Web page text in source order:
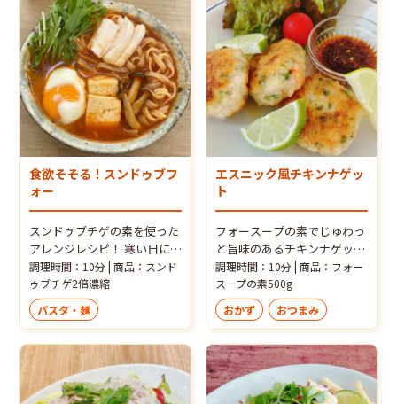
食欲そそる！スンドゥブフ
ォー
スンドゥブチゲの素を使った
アレンジレシピ！ 寒い日に食
べたい！スンドゥブフォー 旨
辛スープ×フォーがやみつ
き！体が温まる最強冬メニュ
ーです！
調理時間：10分 | 商品：スンド
ゥブチゲ2倍濃縮
パスタ・麺
エスニック風チキンナゲッ
ト
フォースープの素でじゅわっ
と旨味のあるチキンナゲット
に
調理時間：10分 | 商品：フォー
スープの素500g
おかず
おつまみ